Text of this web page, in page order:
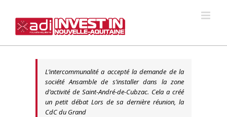
content
L’intercommunalité a accepté la demande de la
société Ansamble de s’installer dans la zone
d’activité de Saint-André-de-Cubzac. Cela a créé
un petit débat Lors de sa dernière réunion, la
CdC du Grand